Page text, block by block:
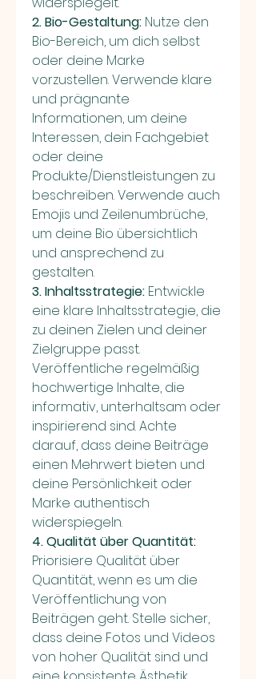
2. Bio-Gestaltung: Nutze den
Bio-Bereich, um dich selbst
oder deine Marke
vorzustellen. Verwende klare
und prägnante
Informationen, um deine
Interessen, dein Fachgebiet
oder deine
Produkte/Dienstleistungen zu
beschreiben. Verwende auch
Emojis und Zeilenumbrüche,
um deine Bio übersichtlich
und ansprechend zu
gestalten.
3. Inhaltsstrategie: Entwickle
eine klare Inhaltsstrategie, die
zu deinen Zielen und deiner
Zielgruppe passt.
Veröffentliche regelmäßig
hochwertige Inhalte, die
informativ, unterhaltsam oder
inspirierend sind. Achte
darauf, dass deine Beiträge
einen Mehrwert bieten und
deine Persönlichkeit oder
Marke authentisch
widerspiegeln.
4. Qualität über Quantität:
Priorisiere Qualität über
Quantität, wenn es um die
Veröffentlichung von
Beiträgen geht. Stelle sicher,
dass deine Fotos und Videos
von hoher Qualität sind und